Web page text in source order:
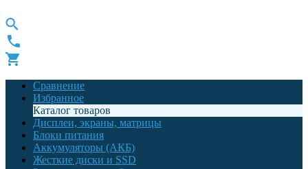
Сравнение
Избранное
Каталог товаров
Дисплеи, экраны, матрицы
Блоки питания
Аккумуляторы (АКБ)
Жесткие диски и SSD